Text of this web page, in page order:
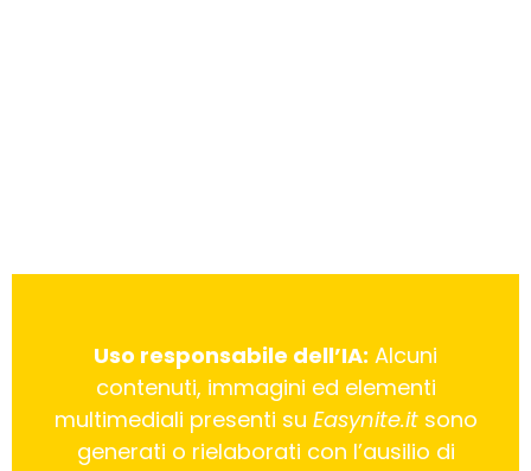
Uso responsabile dell’IA: Alcuni
contenuti, immagini ed elementi
multimediali presenti su Easynite.itsono
generati o rielaborati con l’ausilio di